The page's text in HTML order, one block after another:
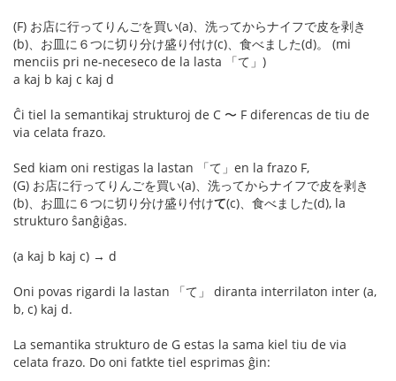
(F) お店に行ってりんごを買い(a)、洗ってからナイフで皮を剥き
(b)、お皿に６つに切り分け盛り付け(c)、食べました(d)。 (mi
menciis pri ne-neceseco de la lasta 「て」)
a kaj b kaj c kaj d
Ĉi tiel la semantikaj strukturoj de C 〜 F diferencas de tiu de
via celata frazo.
Sed kiam oni restigas la lastan 「て」en la frazo F,
(G) お店に行ってりんごを買い(a)、洗ってからナイフで皮を剥き
(b)、お皿に６つに切り分け盛り付けて(c)、食べました(d), la
strukturo ŝanĝiĝas.
(a kaj b kaj c) → d
Oni povas rigardi la lastan 「て」 diranta interrilaton inter (a,
b, c) kaj d.
La semantika strukturo de G estas la sama kiel tiu de via
celata frazo. Do oni fatkte tiel esprimas ĝin: